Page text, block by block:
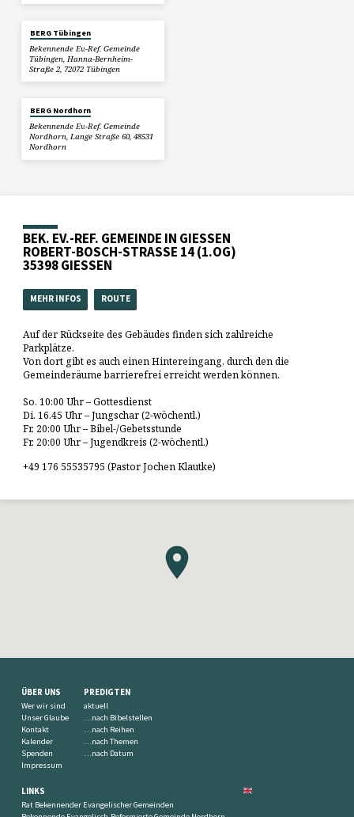
BERG Tübingen
Bekennende Ev.-Ref. Gemeinde
Tübingen, Hanna-Bernheim-
Straße 2, 72072 Tübingen
BERG Nordhorn
Bekennende Ev.-Ref. Gemeinde
Nordhorn, Lange Straße 60, 48531
Nordhorn
BEK. EV.-REF. GEMEINDE IN GIESSEN
ROBERT-BOSCH-STRASSE 14 (1.OG)
35398 GIESSEN
MEHR INFOS ROUTE
Auf der Rückseite des Gebäudes finden sich zahlreiche
Parkplätze.
Von dort gibt es auch einen Hintereingang, durch den die
Gemeinderäume barrierefrei erreicht werden können.
So. 10:00 Uhr – Gottesdienst
Di. 16.45 Uhr – Jungschar (2-wöchentl.)
Fr. 20:00 Uhr – Bibel-/Gebetsstunde
Fr. 20:00 Uhr – Jugendkreis (2-wöchentl.)
+49 176 55535795 (Pastor Jochen Klautke)
ÜBER UNS
Wer wir sind
Unser Glaube
Kontakt
Kalender
Spenden
Impressum
PREDIGTEN
aktuell
…nach Bibelstellen
…nach Reihen
…nach Themen
…nach Datum
LINKS
Rat Bekennender Evangelischer Gemeinden